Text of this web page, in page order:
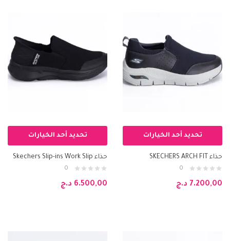
تحديد أحد الخيارات
حذاء SKECHERS ARCH FIT
0
7.200,00 د.ج
تحديد أحد الخيارات
حذاء Skechers Slip-ins Work Slip
0
6.500,00 د.ج